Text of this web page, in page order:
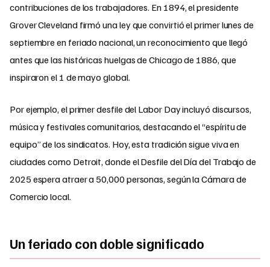
contribuciones de los trabajadores. En 1894, el presidente
Grover Cleveland firmó una ley que convirtió el primer lunes de
septiembre en feriado nacional, un reconocimiento que llegó
antes que las históricas huelgas de Chicago de 1886, que
inspiraron el 1 de mayo global.
Por ejemplo, el primer desfile del Labor Day incluyó discursos,
música y festivales comunitarios, destacando el “espíritu de
equipo” de los sindicatos. Hoy, esta tradición sigue viva en
ciudades como Detroit, donde el Desfile del Día del Trabajo de
2025 espera atraer a 50,000 personas, según la Cámara de
Comercio local.
Un feriado con doble significado